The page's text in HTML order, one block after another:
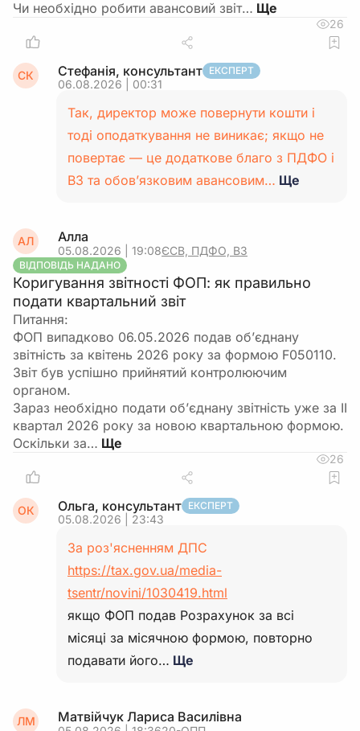
Чи необхідно робити авансовий звіт…
26
СК Стефанія, консультант ЕКСПЕРТ
06.08.2026 | 00:31
Так, директор може повернути кошти і
тоді оподаткування не виникає; якщо не
повертає — це додаткове благо з ПДФО і
ВЗ та обов’язковим авансовим… Ще
АЛ Алла
05.08.2026 | 19:08ЄСВ, ПДФО, ВЗ
ВІДПОВІДЬ НАДАНО
Коригування звітності ФОП: як правильно
подати квартальний звіт
Питання:
ФОП випадково 06.05.2026 подав об’єднану
звітність за квітень 2026 року за формою F050110.
Звіт був успішно прийнятий контролюючим
органом.
Зараз необхідно подати об’єднану звітність уже за ІІ
квартал 2026 року за новою квартальною формою.
Оскільки за…
26
ОК Ольга, консультант ЕКСПЕРТ
05.08.2026 | 23:43
За роз'ясненням ДПС
https://tax.gov.ua/media-
tsentr/novini/1030419.html
якщо ФОП подав Розрахунок за всі
місяці за місячною формою, повторно
подавати його… Ще
ЛМ Матвійчук Лариса Василівна